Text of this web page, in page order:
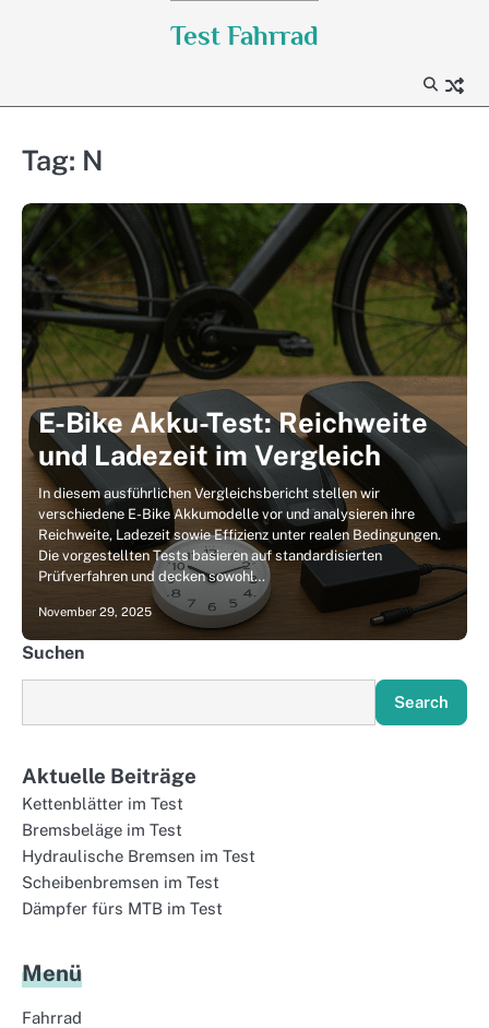
Test Fahrrad
Tag: N
E-Bike Akku-Test: Reichweite
und Ladezeit im Vergleich
In diesem ausführlichen Vergleichsbericht stellen wir
verschiedene E-Bike Akkumodelle vor und analysieren ihre
Reichweite, Ladezeit sowie Effizienz unter realen Bedingungen.
Die vorgestellten Tests basieren auf standardisierten
Prüfverfahren und decken sowohl…
November 29, 2025
Suchen
Search
Aktuelle Beiträge
Kettenblätter im Test
Bremsbeläge im Test
Hydraulische Bremsen im Test
Scheibenbremsen im Test
Dämpfer fürs MTB im Test
Menü
Fahrrad